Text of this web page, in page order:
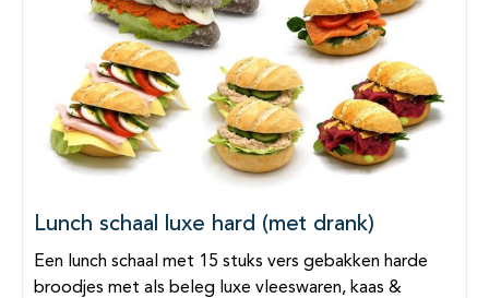
Lunch schaal luxe hard (met drank)
Een lunch schaal met 15 stuks vers gebakken harde
broodjes met als beleg luxe vleeswaren, kaas &